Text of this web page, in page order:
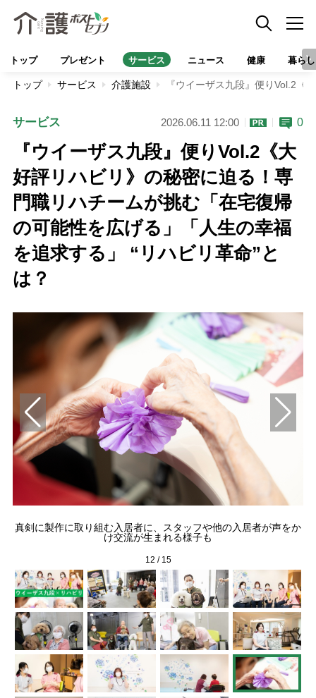
トップ プレゼント サービス ニュース 健康 暮らし
トップ サービス 介護施設 『ウイーザス九段』便りVol.2《
サービス 2026.06.11 12:00 0
『ウイーザス九段』便りVol.2《大
好評リハビリ》の秘密に迫る！専
門職リハチームが挑む「在宅復帰
の可能性を広げる」「人生の幸福
を追求する」 “リハビリ革命”と
は？
真剣に製作に取り組む入居者に、スタッフや他の入居者が声をか
け交流が生まれる様子も
12 / 15